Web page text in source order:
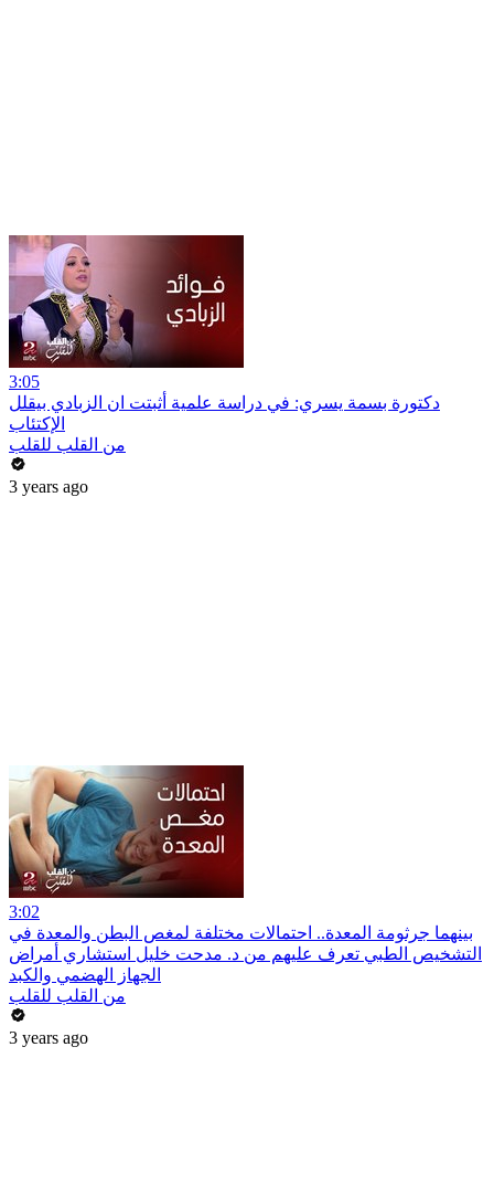
3:05
دكتورة بسمة يسري: في دراسة علمية أثبتت ان الزبادي بيقلل
الإكتئاب
من القلب للقلب
3 years ago
3:02
بينهما جرثومة المعدة.. احتمالات مختلفة لمغص البطن والمعدة في
التشخيص الطبي تعرف عليهم من د. مدحت خليل استشاري أمراض
الجهاز الهضمي والكبد
من القلب للقلب
3 years ago